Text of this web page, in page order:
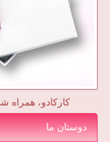
کارکادو، همراه
دوستان ما